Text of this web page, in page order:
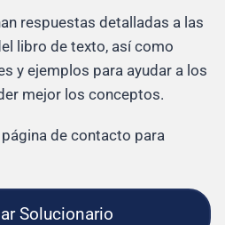
respuestas detalladas a las
libro de texto, así como
y ejemplos para ayudar a los
mejor los conceptos.
de contacto para
Solucionario